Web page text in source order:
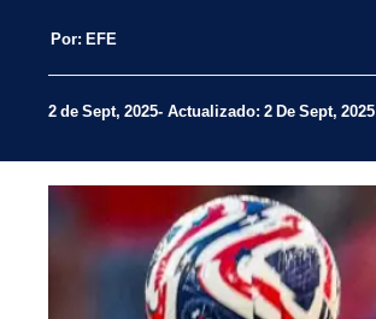
Por: EFE
2 de Sept, 2025 Actualizado: 2 De Sept, 2025